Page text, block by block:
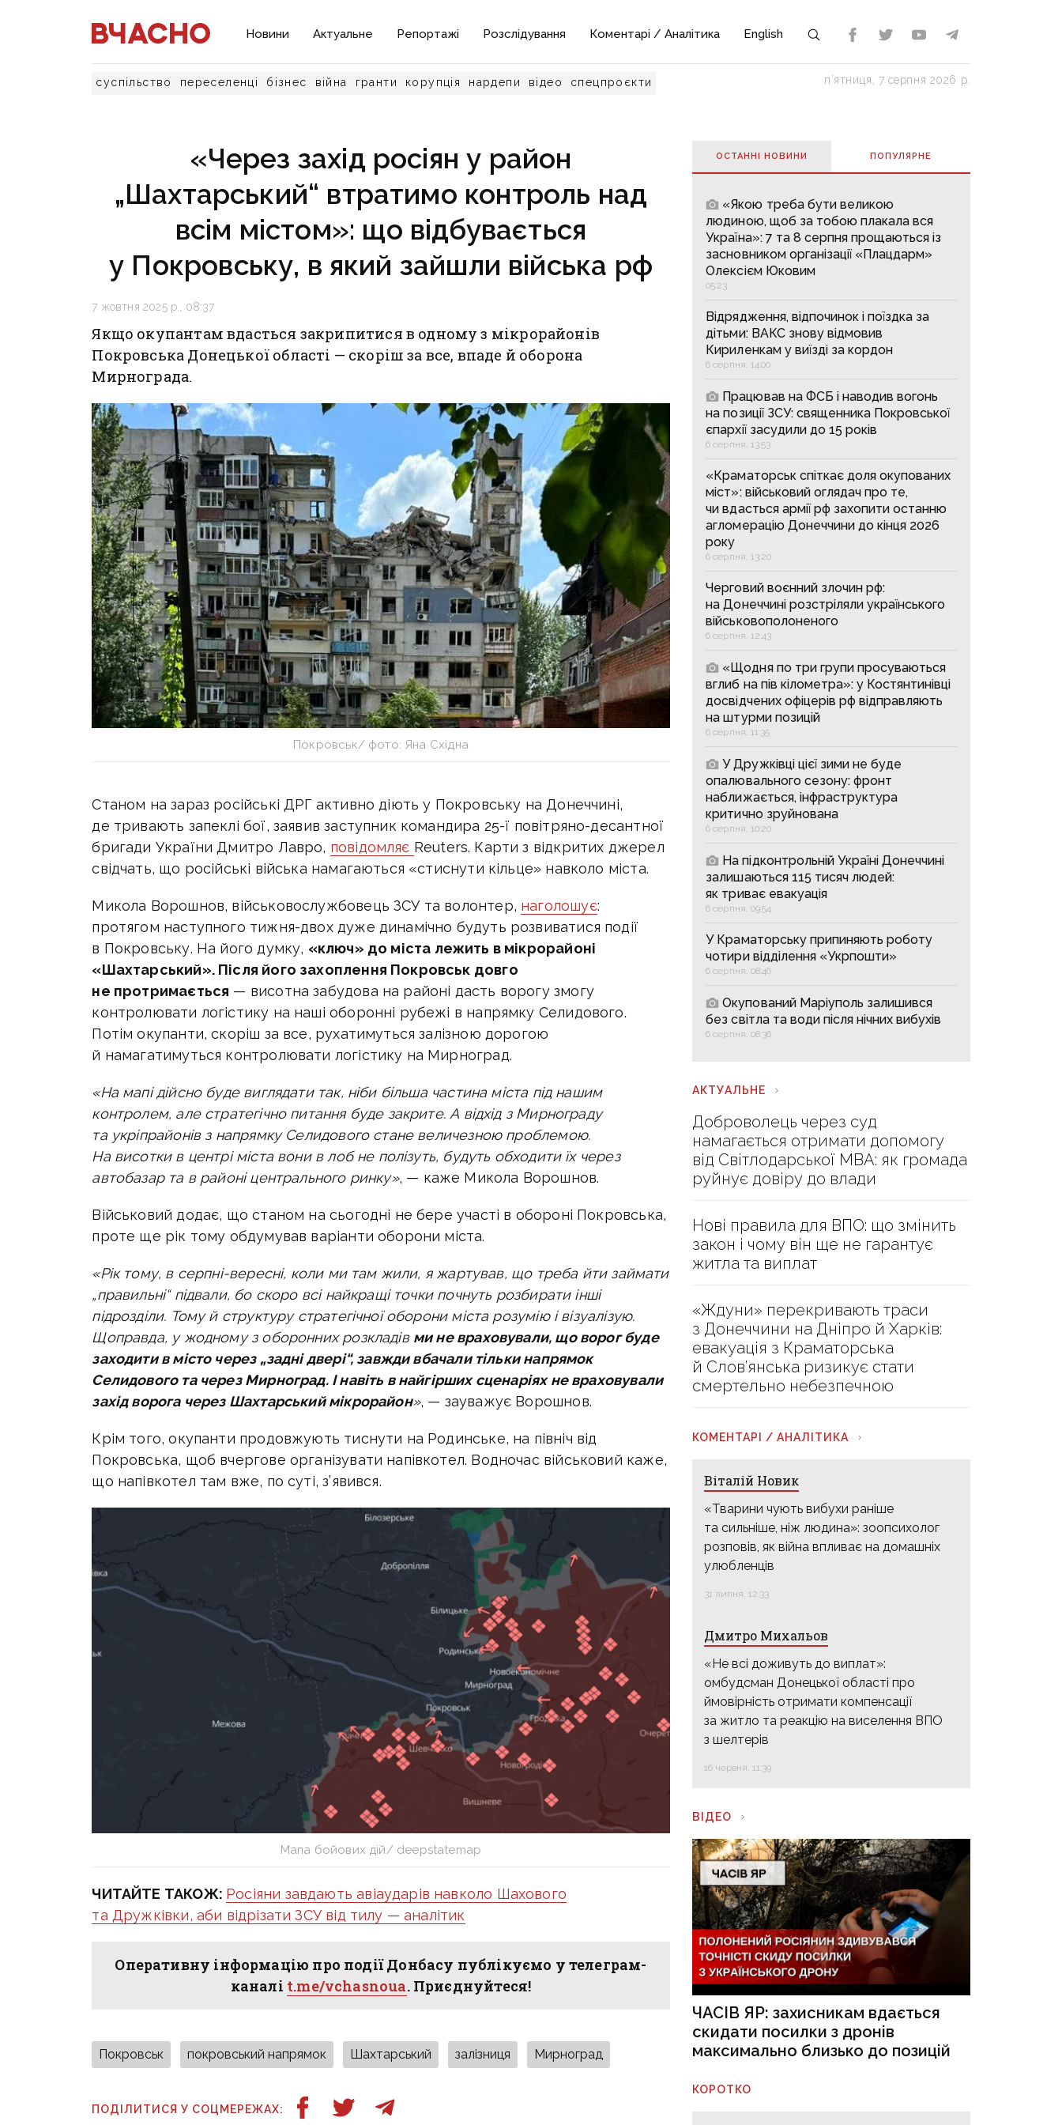
Новини Актуальне Репортажі Розслідування Коментарі / Аналітика English
суспільство переселенці бізнес війна гранти корупція нардепи відео спецпроєкти пʼятниця, 7 серпня 2026 р.
«Через захід росіян у район
„Шахтарський“ втратимо контроль над
всім містом»: що відбувається
у Покровську, в який зайшли війська рф
7 жовтня 2025 р., 08:37
Якщо окупантам вдасться закрипитися в одному з мікрорайонів
Покровська Донецької області — скоріш за все, впаде й оборона
Мирнограда.
Покровськ/ фото: Яна Східна
Станом на зараз російські ДРГ активно діють у Покровську на Донеччині,
де тривають запеклі бої, заявив заступник командира 25-ї повітряно-десантної
бригади України Дмитро Лавро, повідомляє Reuters. Карти з відкритих джерел
свідчать, що російські війська намагаються «стиснути кільце» навколо міста.
Микола Ворошнов, військовослужбовець ЗСУ та волонтер, наголошує:
протягом наступного тижня-двох дуже динамічно будуть розвиватися події
в Покровську. На його думку, «ключ» до міста лежить в мікрорайоні
«Шахтарський». Після його захоплення Покровськ довго
не протримається — висотна забудова на районі дасть ворогу змогу
контролювати логістику на наші оборонні рубежі в напрямку Селидового.
Потім окупанти, скоріш за все, рухатимуться залізною дорогою
й намагатимуться контролювати логістику на Мирноград.
«На мапі дійсно буде виглядати так, ніби більша частина міста під нашим
контролем, але стратегічно питання буде закрите. А відхід з Мирнограду
та укріпрайонів з напрямку Селидового стане величезною проблемою.
На висотки в центрі міста вони в лоб не полізуть, будуть обходити їх через
автобазар та в районі центрального ринку», — каже Микола Ворошнов.
Військовий додає, що станом на сьогодні не бере участі в обороні Покровська,
проте ще рік тому обдумував варіанти оборони міста.
«Рік тому, в серпні-вересні, коли ми там жили, я жартував, що треба йти займати
„правильні“ підвали, бо скоро всі найкращі точки почнуть розбирати інші
підрозділи. Тому й структуру стратегічної оборони міста розумію і візуалізую.
Щоправда, у жодному з оборонних розкладів ми не враховували, що ворог буде
заходити в місто через „задні двері“, завжди вбачали тільки напрямок
Селидового та через Мирноград. І навіть в найгірших сценаріях не враховували
захід ворога через Шахтарський мікрорайон», — зауважує Ворошнов.
Крім того, окупанти продовжують тиснути на Родинське, на північ від
Покровська, щоб вчергове організувати напівкотел. Водночас військовий каже,
що напівкотел там вже, по суті, з’явився.
Мапа бойових дій/ deepstatemap
ЧИТАЙТЕ ТАКОЖ: Росіяни завдають авіаударів навколо Шахового
та Дружківки, аби відрізати ЗСУ від тилу — аналітик
Оперативну інформацію про події Донбасу публікуємо у телеграм-
каналі t.me/vchasnoua. Приєднуйтеся!
Покровськ покровський напрямок Шахтарський залізниця Мирноград
ПОДІЛИТИСЯ У СОЦМЕРЕЖАХ:
ОСТАННІ НОВИНИ ПОПУЛЯРНE
«Якою треба бути великою
людиною, щоб за тобою плакала вся
Україна»: 7 та 8 серпня прощаються із
засновником організації «Плацдарм»
Олексієм Юковим
05:23
Відрядження, відпочинок і поїздка за
дітьми: ВАКС знову відмовив
Кириленкам у виїзді за кордон
6 серпня, 14:00
Працював на ФСБ і наводив вогонь
на позиції ЗСУ: священника Покровської
єпархії засудили до 15 років
6 серпня, 13:53
«Краматорськ спіткає доля окупованих
міст»: військовий оглядач про те,
чи вдасться армії рф захопити останню
агломерацію Донеччини до кінця 2026
року
6 серпня, 13:20
Черговий воєнний злочин рф:
на Донеччині розстріляли українського
військовополоненого
6 серпня, 12:43
«Щодня по три групи просуваються
вглиб на пів кілометра»: у Костянтинівці
досвідчених офіцерів рф відправляють
на штурми позицій
6 серпня, 11:35
У Дружківці цієї зими не буде
опалювального сезону: фронт
наближається, інфраструктура
критично зруйнована
6 серпня, 10:20
На підконтрольній Україні Донеччині
залишаються 115 тисяч людей:
як триває евакуація
6 серпня, 09:54
У Краматорську припиняють роботу
чотири відділення «Укрпошти»
6 серпня, 08:46
Окупований Маріуполь залишився
без світла та води після нічних вибухів
6 серпня, 08:36
АКТУАЛЬНЕ
Доброволець через суд
намагається отримати допомогу
від Світлодарської МВА: як громада
руйнує довіру до влади
Нові правила для ВПО: що змінить
закон і чому він ще не гарантує
житла та виплат
«Ждуни» перекривають траси
з Донеччини на Дніпро й Харків:
евакуація з Краматорська
й Слов’янська ризикує стати
смертельно небезпечною
КОМЕНТАРІ / АНАЛІТИКА
Віталій Новик
«Тварини чують вибухи раніше
та сильніше, ніж людина»: зоопсихолог
розповів, як війна впливає на домашніх
улюбленців
31 липня, 12:33
Дмитро Михальов
«Не всі доживуть до виплат»:
омбудсман Донецької області про
ймовірність отримати компенсації
за житло та реакцію на виселення ВПО
з шелтерів
16 червня, 11:39
ВІДЕО
ЧАСІВ ЯР: захисникам вдається
скидати посилки з дронів
максимально близько до позицій
КОРОТКО